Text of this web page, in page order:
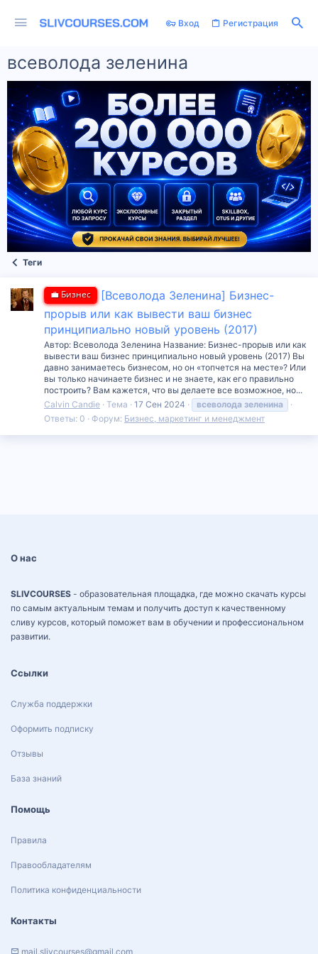
Вход Регистрация
всеволода зеленина
Теги
💼 Бизнес
[Всеволода Зеленина] Бизнес-
прорыв или как вывести ваш бизнес
принципиально новый уровень (2017)
Автор: Всеволода Зеленина Название: Бизнес-прорыв или как
вывести ваш бизнес принципиально новый уровень (2017) Вы
давно занимаетесь бизнесом, но он «топчется на месте»? Или
вы только начинаете бизнес и не знаете, как его правильно
построить? Вам кажется, что вы делаете все возможное, но...
Calvin Candie Тема 17 Сен 2024 всеволода зеленина
Ответы: 0
Форум: Бизнес, маркетинг и менеджмент
О нас
SLIVCOURSES - образовательная площадка, где можно скачать курсы
по самым актуальным темам и получить доступ к качественному
сливу курсов, который поможет вам в обучении и профессиональном
развитии.
Ссылки
Служба поддержки
Оформить подписку
Отзывы
База знаний
Помощь
Правила
Правообладателям
Политика конфиденциальности
Контакты
mail.slivcourses@gmail.com